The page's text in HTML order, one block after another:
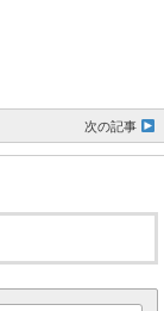
次の記事